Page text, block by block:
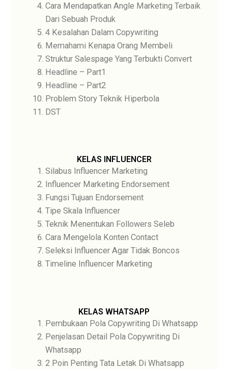
Cara Mendapatkan Angle Marketing Terbaik
Dari Sebuah Produk
4 Kesalahan Dalam Copywriting
Memahami Kenapa Orang Membeli
Struktur Salespage Yang Terbukti Convert
Headline – Part1
Headline – Part2
Problem Story Teknik Hiperbola
DST
KELAS INFLUENCER
Silabus Influencer Marketing
Influencer Marketing Endorsement
Fungsi Tujuan Endorsement
Tipe Skala Influencer
Teknik Menentukan Followers Seleb
Cara Mengelola Konten Contact
Seleksi Influencer Agar Tidak Boncos
Timeline Influencer Marketing
KELAS WHATSAPP
Pembukaan Pola Copywriting Di Whatsapp
Penjelasan Detail Pola Copywriting Di
Whatsapp
2 Poin Penting Tata Letak Di Whatsapp